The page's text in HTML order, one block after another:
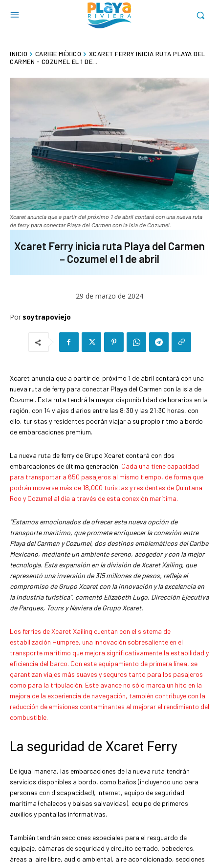
INICIO CARIBE MÉXICO
XCARET FERRY INICIA RUTA PLAYA DEL
CARMEN - COZUMEL EL 1 DE...
Xcaret anuncia que a partir del próximo 1 de abril contará con una nueva ruta
de ferry para conectar Playa del Carmen con la isla de Cozumel.
Xcaret Ferry inicia ruta Playa del Carmen
– Cozumel el 1 de abril
29 de marzo de 2024
Por soytrapoviejo
Xcaret anuncia que a partir del próximo 1 de abril contará con una
nueva ruta de ferry para conectar Playa del Carmen con la isla de
Cozumel. Esta ruta tendrá la mayor disponibilidad de horarios en la
región, con 14 viajes diarios entre las 8:30 y las 21:30 horas, con
ello, turistas y residentes podrán viajar a su propio ritmo a bordo
de embarcaciones premium.
La nueva ruta de ferry de Grupo Xcaret contará con dos
embarcaciones de última generación. Cada una tiene capacidad
para transportar a 650 pasajeros al mismo tiempo, de forma que
podrán moverse más de 18,000 turistas y residentes de Quintana
Roo y Cozumel al día a través de esta conexión marítima.
“Estamos emocionados de ofrecer esta nueva opción de
transporte marítimo, que promete enriquecer la conexión entre
Playa del Carmen y Cozumel, dos destinos emblemáticos del Caribe
Mexicano, mediante un ambiente sereno, acogedor y con la mejor
tecnología. Esta expansión en la división de Xcaret Xailing, que
representó una inversión de 315 millones de pesos, refleja el
compromiso de Grupo Xcaret con la innovación y la excelencia en
la industria turística”, comentó Elizabeth Lugo, Dirección Ejecutiva
de Parques, Tours y Naviera de Grupo Xcaret.
Los ferries de Xcaret Xailing cuentan con el sistema de
estabilización Humpree, una innovación sobresaliente en el
transporte marítimo que mejora significativamente la estabilidad y
eficiencia del barco. Con este equipamiento de primera línea, se
garantizan viajes más suaves y seguros tanto para los pasajeros
como para la tripulación. Este avance no sólo marca un hito en la
mejora de la experiencia de navegación, también contribuye con la
reducción de emisiones contaminantes al mejorar el rendimiento del
combustible.
La seguridad de Xcaret Ferry
De igual manera, las embarcaciones de la nueva ruta tendrán
servicios disponibles a bordo, como baños (incluyendo uno para
personas con discapacidad), internet, equipo de seguridad
marítima (chalecos y balsas salvavidas), equipo de primeros
auxilios y pantallas informativas.
También tendrán secciones especiales para el resguardo de
equipaje, cámaras de seguridad y circuito cerrado, bebederos,
áreas al aire libre, audio ambiental, aire acondicionado, secciones